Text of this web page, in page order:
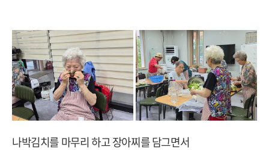
나박김치를 마무리 하고 장아찌를 담그면서